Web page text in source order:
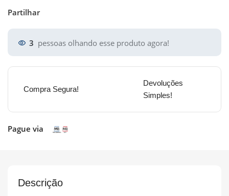
Partilhar
3 pessoas olhando esse produto agora!
Compra Segura!
Devoluções
Simples!
Pague via
Descrição